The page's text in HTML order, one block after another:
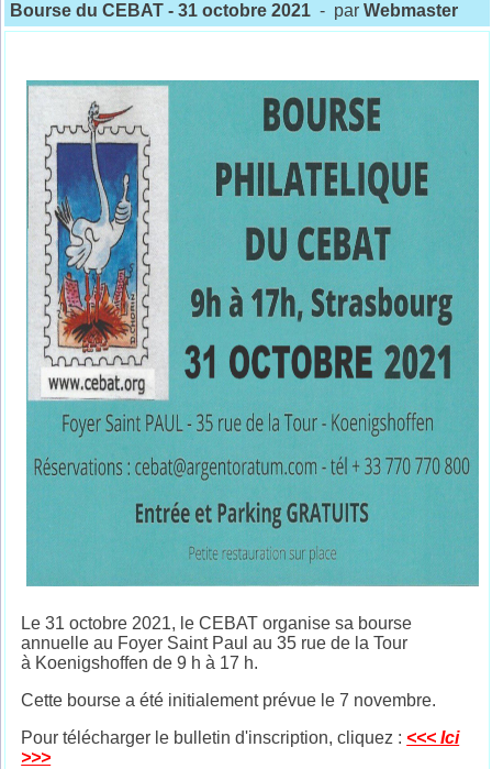
Bourse du CEBAT - 31 octobre 2021 - parWebmaster
Le 31 octobre 2021, le CEBAT organise sa bourse
annuelle au Foyer Saint Paul au 35 rue de la Tour
à Koenigshoffen de 9 h à 17 h.
Cette bourse a été initialement prévue le 7 novembre.
Pour télécharger le bulletin d'inscription, cliquez : <<< Ici
>>>